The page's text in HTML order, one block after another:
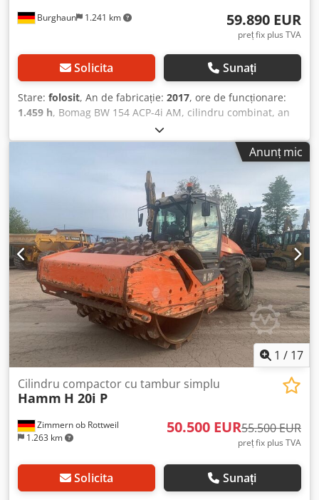
Burghaun 1.241 km 59.890 EUR
preț fix plus TVA
Solicita Sunați
Stare: folosit, An de fabricație: 2017, ore de funcționare:
1.459 h, Bomag BW 154 ACP-4i AM, cilindru combinat, an
de fabricație: 2017, ore de funcționare: doar 1.459 ore,
motor: Kubota [55,4 kW/75 CP], Asphalt Manager 2,
dispozitiv de tăiere asfalt, partea dreaptă, greutate: 7.400
kg, bandaj pentru suprafață netedă, stare bună, gata de
utilizare imediată. La cerere, vă putem oferi o ofertă de
leasing sau finanțare. Domnul Mihm (tel. vă va asista cu
plăcere. Mai multe informații găsiți pe pagina noastră de
internet. Ne asumăm dreptul de a corecta eventualele
erori și de a vinde produsul înainte de a primi comanda!
Închiriere posibilă. = Mai multe informații = Dcedpfx Ajzq
Tzmjkbok Pentru mai multe informații, vă rugăm să
contactați Tobias Ebert.
Anunț mic
1 / 17
Zimmern ob Rottweil
1.263 km
Cilindru compactor cu tambur simplu
Hamm H 20i P
50.500 EUR55.500 EUR
preț fix plus TVA
Solicita Sunați